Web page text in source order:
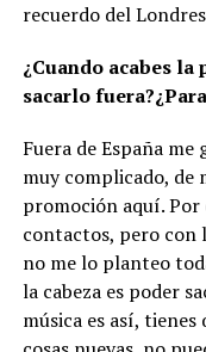
recuerdo del
¿Cuando acabes la
sacarlo
Fuera de España
muy complicado,
promoción aquí.
contactos, pero con
no me lo planteo
la cabeza es poder
música es así,